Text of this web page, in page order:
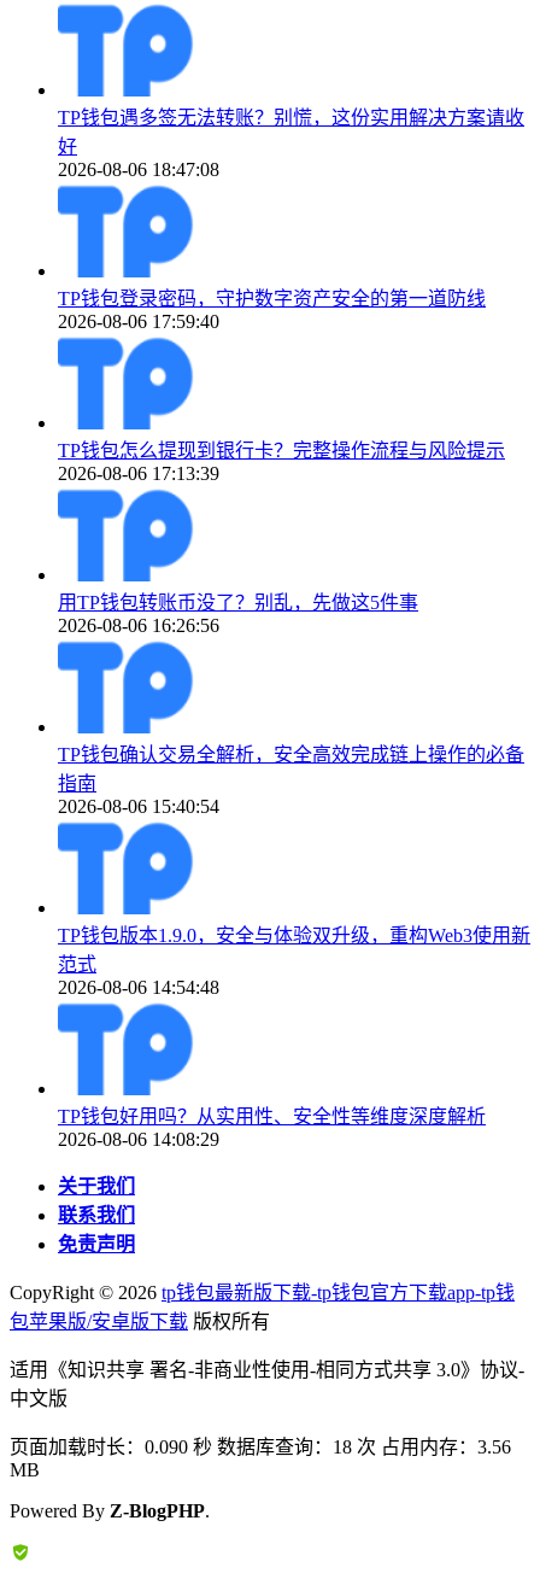
TP钱包遇多签无法转账？别慌，这份实用解决方案请收
好
2026-08-06 18:47:08
TP钱包登录密码，守护数字资产安全的第一道防线
2026-08-06 17:59:40
TP钱包怎么提现到银行卡？完整操作流程与风险提示
2026-08-06 17:13:39
用TP钱包转账币没了？别乱，先做这5件事
2026-08-06 16:26:56
TP钱包确认交易全解析，安全高效完成链上操作的必备
指南
2026-08-06 15:40:54
TP钱包版本1.9.0，安全与体验双升级，重构Web3使用新
范式
2026-08-06 14:54:48
TP钱包好用吗？从实用性、安全性等维度深度解析
2026-08-06 14:08:29
关于我们
联系我们
免责声明
CopyRight © 2026 tp钱包最新版下载-tp钱包官方下载app-tp钱
包苹果版/安卓版下载 版权所有
适用《知识共享 署名-非商业性使用-相同方式共享 3.0》协议-
中文版
页面加载时长：0.090 秒 数据库查询：18 次 占用内存：3.56
MB
Powered By Z-BlogPHP.